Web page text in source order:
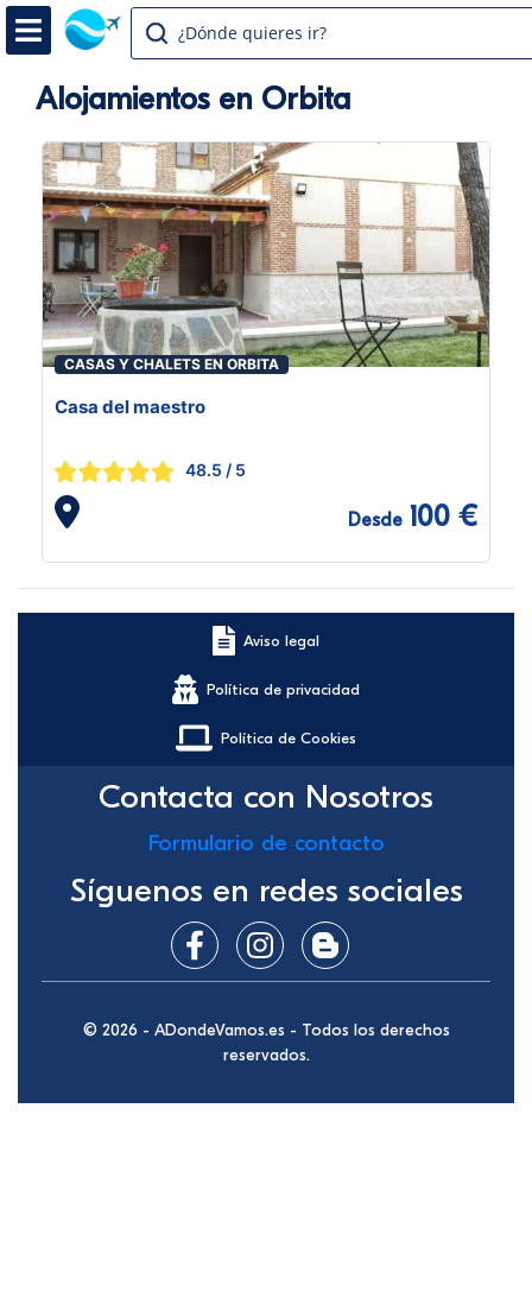
¿Dónde quieres ir?
Alojamientos en Orbita
CASAS Y CHALETS EN ORBITA
Casa del maestro
48.5 / 5
Desde 100 €
Aviso legal
Política de privacidad
Política de Cookies
Contacta con Nosotros
Formulario de contacto
Síguenos en redes sociales
© 2026 - ADondeVamos.es - Todos los derechos
reservados.